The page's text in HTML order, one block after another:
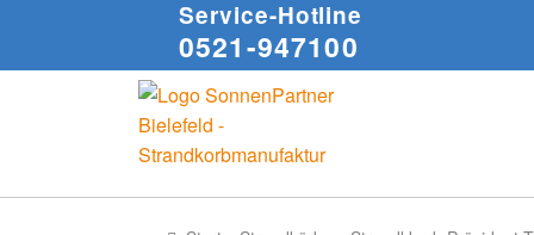
Service-Hotline
0521-947100